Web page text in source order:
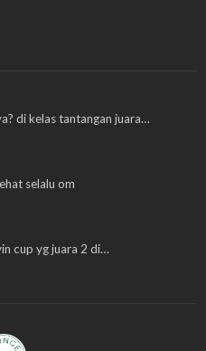
di kelas tantangan juara…
selalu om
cup yg juara 2 di…